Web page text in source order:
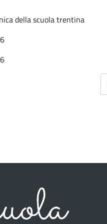
della scuola trentina